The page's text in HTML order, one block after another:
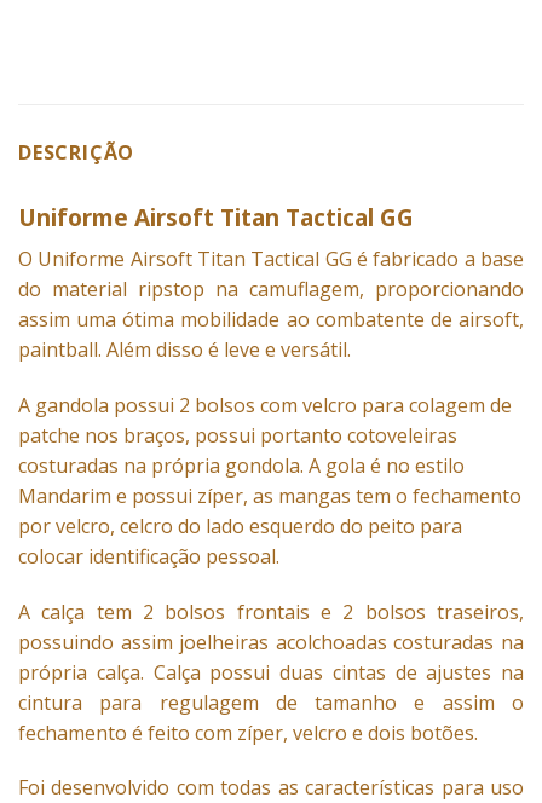
DESCRIÇÃO
Uniforme Airsoft Titan Tactical GG
O Uniforme Airsoft Titan Tactical GG é fabricado a base
do material ripstop na camuflagem, proporcionando
assim uma ótima mobilidade ao combatente de airsoft,
paintball. Além disso é leve e versátil.
A gandola possui 2 bolsos com velcro para colagem de
patche nos braços, possui portanto cotoveleiras
costuradas na própria gondola. A gola é no estilo
Mandarim e possui zíper, as mangas tem o fechamento
por velcro, celcro do lado esquerdo do peito para
colocar identificação pessoal.
A calça tem 2 bolsos frontais e 2 bolsos traseiros,
possuindo assim joelheiras acolchoadas costuradas na
própria calça. Calça possui duas cintas de ajustes na
cintura para regulagem de tamanho e assim o
fechamento é feito com zíper, velcro e dois botões.
Foi desenvolvido com todas as características para uso